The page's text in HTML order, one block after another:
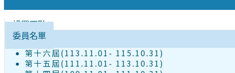
設置要點
委員名單
第十六屆(113.11.01- 115.10.31)
第十五屆(111.11.01- 113.10.31)